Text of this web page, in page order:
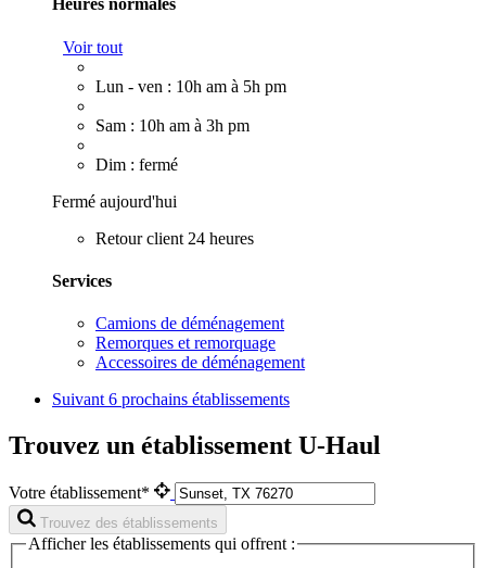
Heures normales
Voir tout
Lun - ven : 10h am à 5h pm
Sam : 10h am à 3h pm
Dim : fermé
Fermé aujourd'hui
Retour client 24 heures
Services
Camions de déménagement
Remorques et remorquage
Accessoires de déménagement
Suivant 6 prochains établissements
Trouvez un établissement U-Haul
Votre établissement*
Trouvez des établissements
Afficher les établissements qui offrent :